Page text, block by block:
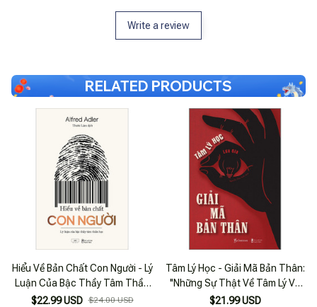
Write a review
RELATED PRODUCTS
Hiểu Về Bản Chất Con Người - Lý
Luận Của Bậc Thầy Tâm Thần
Học
$22.99 USD $24.00 USD
Tâm Lý Học - Giải Mã Bản Thân:
''Những Sự Thật Về Tâm Lý Và
Bản Chất Của Con Người
$21.99 USD